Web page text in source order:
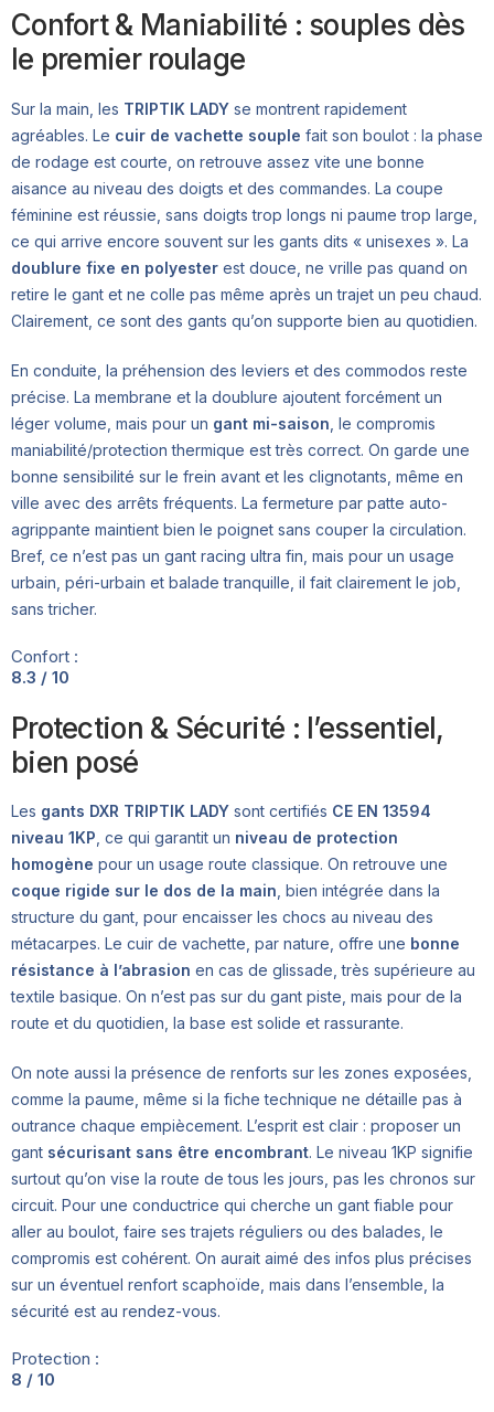
Confort & Maniabilité : souples dès
le premier roulage
Sur la main, les TRIPTIK LADY se montrent rapidement
agréables. Le cuir de vachette souple fait son boulot : la phase
de rodage est courte, on retrouve assez vite une bonne
aisance au niveau des doigts et des commandes. La coupe
féminine est réussie, sans doigts trop longs ni paume trop large,
ce qui arrive encore souvent sur les gants dits « unisexes ». La
doublure fixe en polyester est douce, ne vrille pas quand on
retire le gant et ne colle pas même après un trajet un peu chaud.
Clairement, ce sont des gants qu’on supporte bien au quotidien.
En conduite, la préhension des leviers et des commodos reste
précise. La membrane et la doublure ajoutent forcément un
léger volume, mais pour un gant mi-saison , le compromis
maniabilité/protection thermique est très correct. On garde une
bonne sensibilité sur le frein avant et les clignotants, même en
ville avec des arrêts fréquents. La fermeture par patte auto-
agrippante maintient bien le poignet sans couper la circulation.
Bref, ce n’est pas un gant racing ultra fin, mais pour un usage
urbain, péri-urbain et balade tranquille, il fait clairement le job,
sans tricher.
Confort :
8.3 / 10
Protection & Sécurité : l’essentiel,
bien posé
Les gants DXR TRIPTIK LADY sont certifiés CE EN 13594
niveau 1KP, ce qui garantit un niveau de protection
homogène pour un usage route classique. On retrouve une
coque rigide sur le dos de la main, bien intégrée dans la
structure du gant, pour encaisser les chocs au niveau des
métacarpes. Le cuir de vachette, par nature, offre une bonne
résistance à l’abrasion en cas de glissade, très supérieure au
textile basique. On n’est pas sur du gant piste, mais pour de la
route et du quotidien, la base est solide et rassurante.
On note aussi la présence de renforts sur les zones exposées,
comme la paume, même si la fiche technique ne détaille pas à
outrance chaque empiècement. L’esprit est clair : proposer un
gant sécurisant sans être encombrant. Le niveau 1KP signifie
surtout qu’on vise la route de tous les jours, pas les chronos sur
circuit. Pour une conductrice qui cherche un gant fiable pour
aller au boulot, faire ses trajets réguliers ou des balades, le
compromis est cohérent. On aurait aimé des infos plus précises
sur un éventuel renfort scaphoïde, mais dans l’ensemble, la
sécurité est au rendez-vous.
Protection :
8 / 10